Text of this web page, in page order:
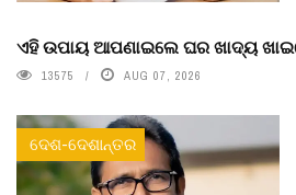
ଏହି ଉପାୟ ଆପଣାଇଲେ ଘର ଖାଦ୍ୟ
13575 AUG 07, 2026
ଦେଶ-ଦେଶାନ୍ତର